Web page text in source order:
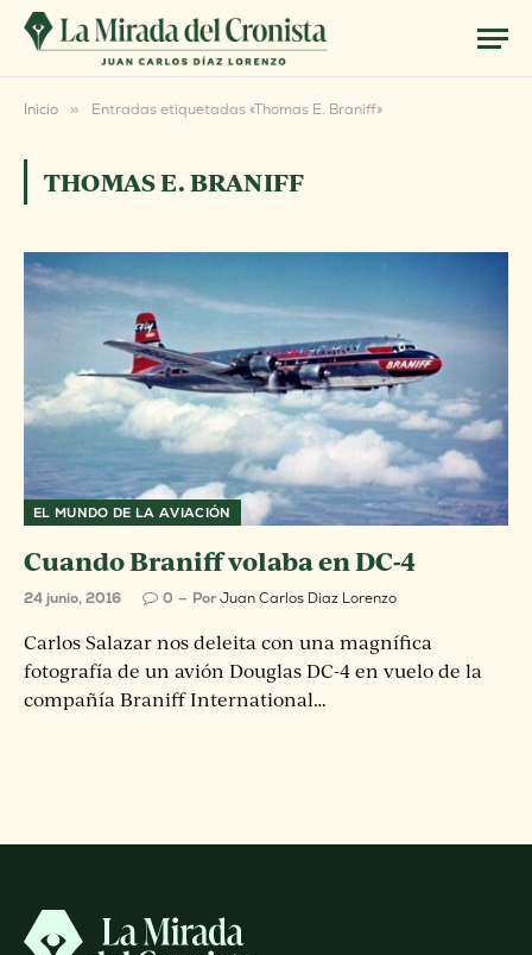
Inicio » Entradas etiquetadas «Thomas E. Braniff»
THOMAS E. BRANIFF
EL MUNDO DE LA AVIACIÓN
Cuando Braniff volaba en DC-4
24 junio, 2016 0 PorJuan Carlos Diaz Lorenzo
Carlos Salazar nos deleita con una magnífica
fotografía de un avión Douglas DC-4 en vuelo de la
compañía Braniff International…